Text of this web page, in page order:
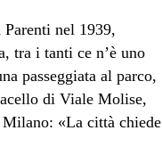
nel 1939,
tra i tanti ce n’è uno
passeggiata al parco,
di Viale Molise,
«La città chiede